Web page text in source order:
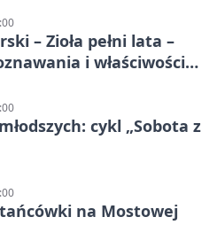
– Zioła pełni lata –
i właściwości
cykl „Sobota z
na Mostowej